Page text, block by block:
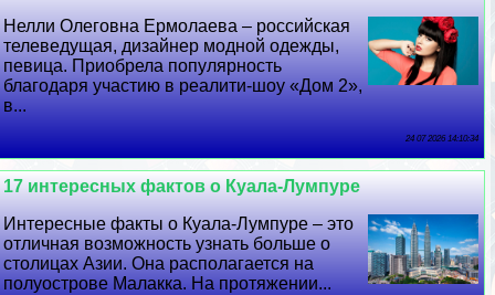
Нелли Олегoвна Ермолаева – российская
телеведущая, дизайнер модной одежды,
певица. Приобрела популярность
благодаря участию в реалити-шоу «Дом 2»,
в...
24 07 2026 14:10:34
17 интересных фактов о Куала-Лумпуре
Интересные факты о Куала-Лумпуре – это
отличная возможность узнать больше о
столицах Азии. Она располагается на
полуострове Малакка. На протяжении...